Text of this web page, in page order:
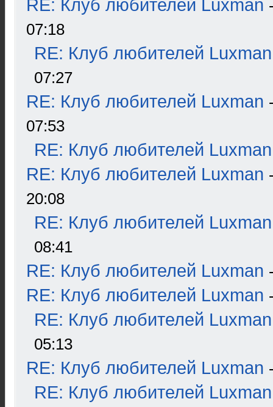
RE: Клуб любителей Luxman
07:18
RE: Клуб любителей Luxman
07:27
RE: Клуб любителей Luxman
07:53
RE: Клуб любителей Luxman
RE: Клуб любителей Luxman
20:08
RE: Клуб любителей Luxman
08:41
RE: Клуб любителей Luxman
RE: Клуб любителей Luxman
RE: Клуб любителей Luxman
05:13
RE: Клуб любителей Luxman
RE: Клуб любителей Luxman